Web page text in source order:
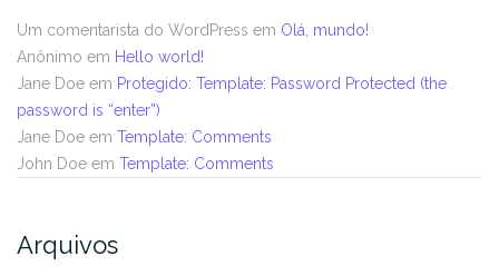
Um comentarista do WordPress em Olá, mundo!
Anônimo em Hello world!
Jane Doe em Protegido: Template: Password Protected (the
password is “enter”)
Jane Doe em Template: Comments
John Doe em Template: Comments
Arquivos